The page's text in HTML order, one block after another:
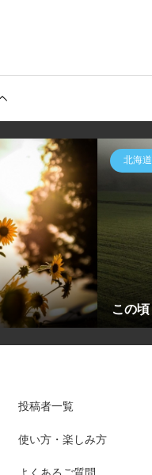
北海道
この頃
投稿者一覧
使い方・楽しみ方